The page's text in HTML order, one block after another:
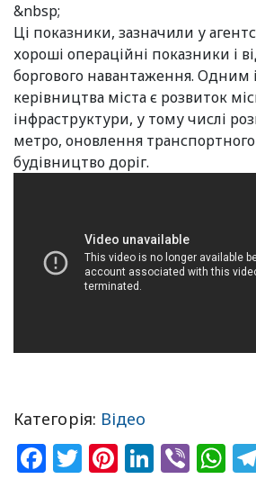
&nbsp;
Ці показники, зазначили у
хороші операційні показники і
боргового навантаження. Одним
керівництва міста є розвиток
інфраструктури, у тому числі
метро, оновлення транспортного
будівництво доріг.
Категорія: Відео
Facebook
Twitter
Pinterest